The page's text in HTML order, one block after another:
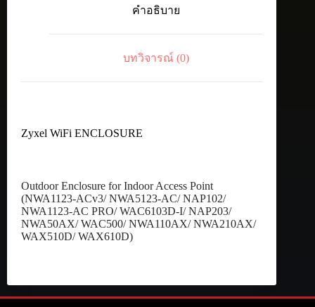
คำอธิบาย
บทวิจารณ์ (0)
Zyxel WiFi ENCLOSURE
Outdoor Enclosure for Indoor Access Point
(NWA1123-ACv3/ NWA5123-AC/ NAP102/
NWA1123-AC PRO/ WAC6103D-I/ NAP203/
NWA50AX/ WAC500/ NWA110AX/ NWA210AX/
WAX510D/ WAX610D)